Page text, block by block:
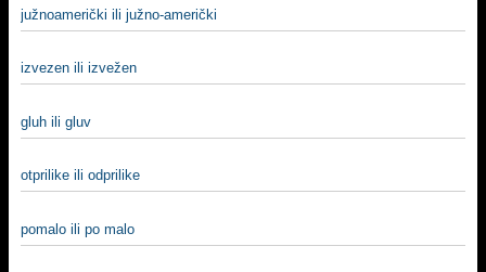
južnoamerički ili južno-američki
izvezen ili izvežen
gluh ili gluv
otprilike ili odprilike
pomalo ili po malo